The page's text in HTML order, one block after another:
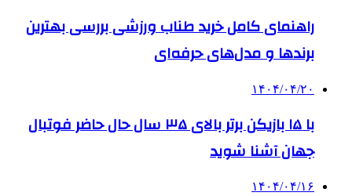
راهنمای کامل خرید طناب ورزشی بررسی بهترین
برندها و مدل‌های حرفه‌ای
۱۴۰۴/۰۴/۲۰
با ۱۵ بازیکن برتر بالای ۳۵ سال حال حاضر فوتبال
جهان آشنا شوید
۱۴۰۴/۰۴/۱۶